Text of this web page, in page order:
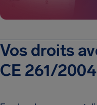
Vos droits
CE 261/2004